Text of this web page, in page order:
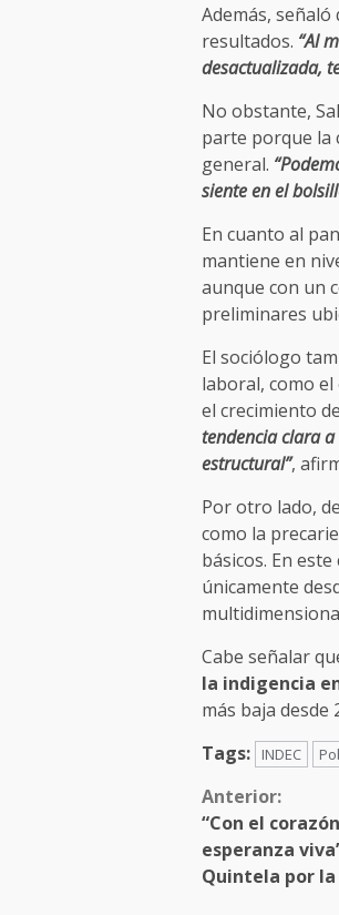
Además,
resultados. “Al
desactualizada,
No obstante,
parte porque la
general.
siente en el
En cuanto al
mantiene en
aunque con un
preliminares
El sociólogo
laboral, como
el crecimiento
tendencia clara
estructural”,
Por otro lado,
como la
básicos. En
únicamente
Cabe señalar
la indigencia
más baja desde
Tags:
INDEC
Anterior:
“Con el
esperanza
Quintela por la